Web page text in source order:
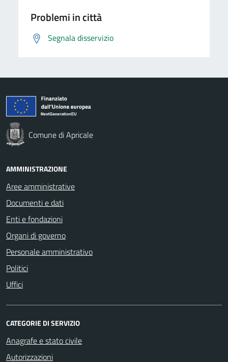
Problemi in città
Segnala disservizio
Comune di Apricale
AMMINISTRAZIONE
Aree amministrative
Documenti e dati
Enti e fondazioni
Organi di governo
Personale amministrativo
Politici
Uffici
CATEGORIE DI SERVIZIO
Anagrafe e stato civile
Autorizzazioni